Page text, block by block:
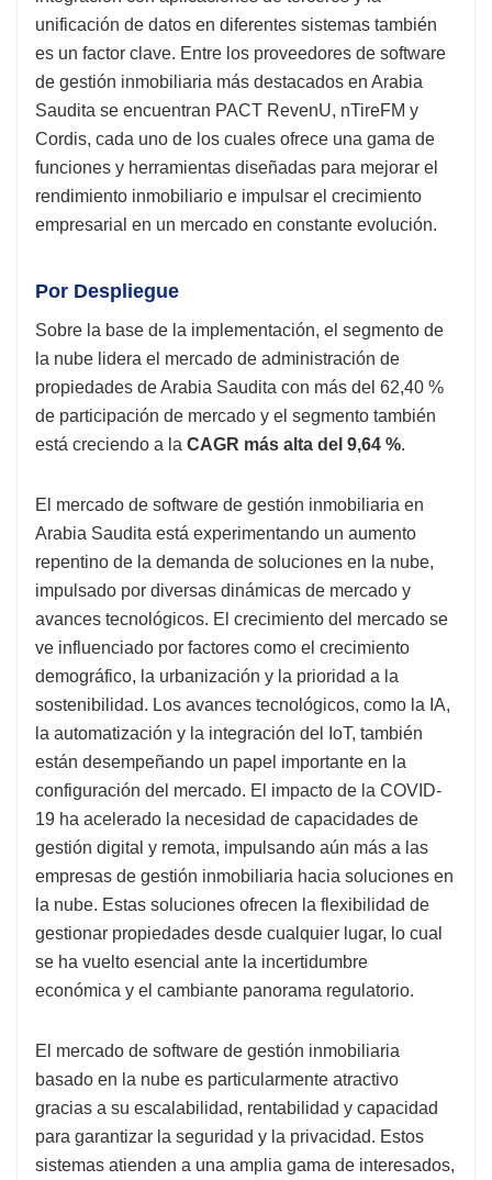
unificación de datos en diferentes sistemas también
es un factor clave. Entre los proveedores de software
de gestión inmobiliaria más destacados en Arabia
Saudita se encuentran PACT RevenU, nTireFM y
Cordis, cada uno de los cuales ofrece una gama de
funciones y herramientas diseñadas para mejorar el
rendimiento inmobiliario e impulsar el crecimiento
empresarial en un mercado en constante evolución.
Por Despliegue
Sobre la base de la implementación, el segmento de
la nube lidera el mercado de administración de
propiedades de Arabia Saudita con más del 62,40 %
de participación de mercado y el segmento también
está creciendo a la CAGR más alta del 9,64 %.
El mercado de software de gestión inmobiliaria en
Arabia Saudita está experimentando un aumento
repentino de la demanda de soluciones en la nube,
impulsado por diversas dinámicas de mercado y
avances tecnológicos. El crecimiento del mercado se
ve influenciado por factores como el crecimiento
demográfico, la urbanización y la prioridad a la
sostenibilidad. Los avances tecnológicos, como la IA,
la automatización y la integración del IoT, también
están desempeñando un papel importante en la
configuración del mercado. El impacto de la COVID-
19 ha acelerado la necesidad de capacidades de
gestión digital y remota, impulsando aún más a las
empresas de gestión inmobiliaria hacia soluciones en
la nube. Estas soluciones ofrecen la flexibilidad de
gestionar propiedades desde cualquier lugar, lo cual
se ha vuelto esencial ante la incertidumbre
económica y el cambiante panorama regulatorio.
El mercado de software de gestión inmobiliaria
basado en la nube es particularmente atractivo
gracias a su escalabilidad, rentabilidad y capacidad
para garantizar la seguridad y la privacidad. Estos
sistemas atienden a una amplia gama de interesados,